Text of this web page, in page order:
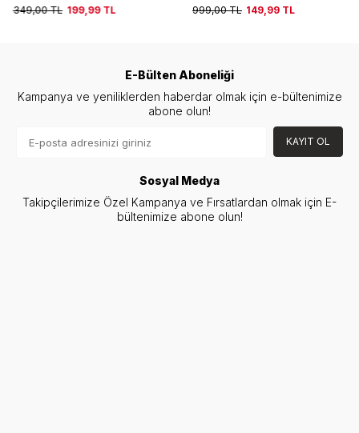
349,00TL 199,99TL
999,00TL 149,99TL
E-Bülten Aboneliği
Kampanya ve yeniliklerden haberdar olmak için e-bültenimize
abone olun!
KAYIT OL
Sosyal Medya
Takipçilerimize Özel Kampanya ve Fırsatlardan olmak için E-
bültenimize abone olun!